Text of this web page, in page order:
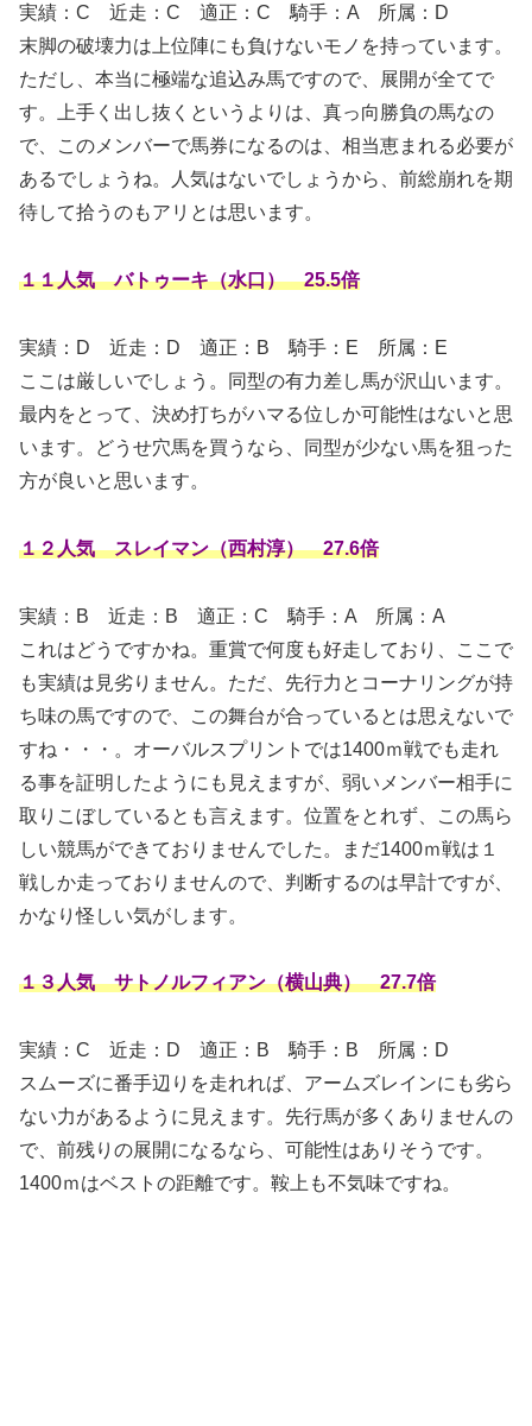
実績：C 近走：C 適正：C 騎手：A 所属：D
末脚の破壊力は上位陣にも負けないモノを持っています。
ただし、本当に極端な追込み馬ですので、展開が全てで
す。上手く出し抜くというよりは、真っ向勝負の馬なの
で、このメンバーで馬券になるのは、相当恵まれる必要が
あるでしょうね。人気はないでしょうから、前総崩れを期
待して拾うのもアリとは思います。
１１人気 バトゥーキ（水口） 25.5倍
実績：D 近走：D 適正：B 騎手：E 所属：E
ここは厳しいでしょう。同型の有力差し馬が沢山います。
最内をとって、決め打ちがハマる位しか可能性はないと思
います。どうせ穴馬を買うなら、同型が少ない馬を狙った
方が良いと思います。
１２人気 スレイマン（西村淳） 27.6倍
実績：B 近走：B 適正：C 騎手：A 所属：A
これはどうですかね。重賞で何度も好走しており、ここで
も実績は見劣りません。ただ、先行力とコーナリングが持
ち味の馬ですので、この舞台が合っているとは思えないで
すね・・・。オーバルスプリントでは1400ｍ戦でも走れ
る事を証明したようにも見えますが、弱いメンバー相手に
取りこぼしているとも言えます。位置をとれず、この馬ら
しい競馬ができておりませんでした。まだ1400ｍ戦は１
戦しか走っておりませんので、判断するのは早計ですが、
かなり怪しい気がします。
１３人気 サトノルフィアン（横山典） 27.7倍
実績：C 近走：D 適正：B 騎手：B 所属：D
スムーズに番手辺りを走れれば、アームズレインにも劣ら
ない力があるように見えます。先行馬が多くありませんの
で、前残りの展開になるなら、可能性はありそうです。
1400ｍはベストの距離です。鞍上も不気味ですね。